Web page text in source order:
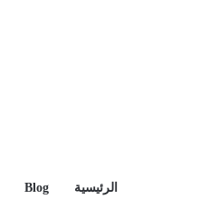
الرئيسية Blog